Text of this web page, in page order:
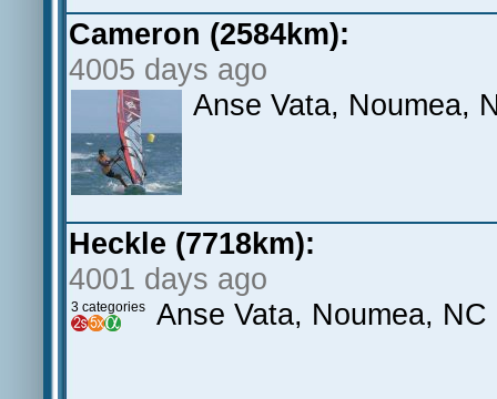
Cameron (2584km):
4005 days ago
Anse Vata, Noumea,
Heckle (7718km):
4001 days ago
3 categories Anse Vata, Noumea, NC